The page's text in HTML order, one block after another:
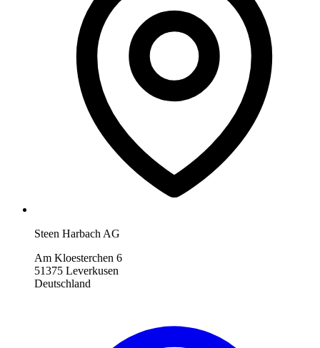
Steen Harbach AG
Am Kloesterchen 6
51375 Leverkusen
Deutschland